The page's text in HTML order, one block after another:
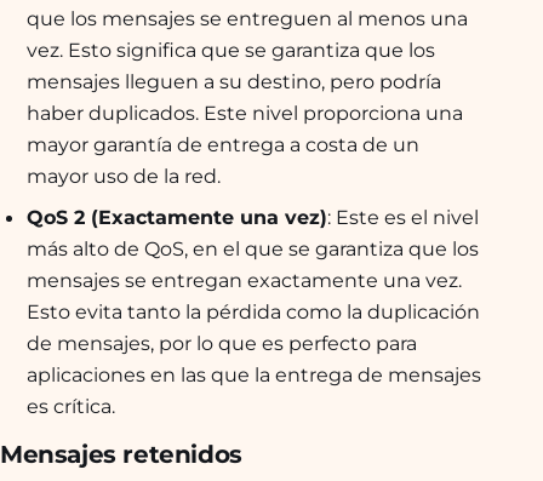
que los mensajes se entreguen al menos una
vez. Esto significa que se garantiza que los
mensajes lleguen a su destino, pero podría
haber duplicados. Este nivel proporciona una
mayor garantía de entrega a costa de un
mayor uso de la red.
QoS 2 (Exactamente una vez): Este es el nivel
más alto de QoS, en el que se garantiza que los
mensajes se entregan exactamente una vez.
Esto evita tanto la pérdida como la duplicación
de mensajes, por lo que es perfecto para
aplicaciones en las que la entrega de mensajes
es crítica.
Mensajes retenidos